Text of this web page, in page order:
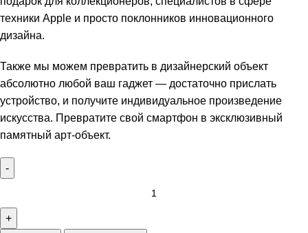
техники Apple и просто поклонников инновационного
дизайна.
Также мы можем превратить в дизайнерский объект
абсолютно любой ваш гаджет — достаточно прислать
устройство, и получите индивидуальное произведение
искусства. Превратите свой смартфон в эксклюзивный
памятный арт-объект.